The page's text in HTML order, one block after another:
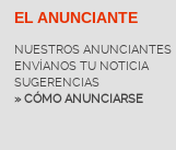
EL ANUNCIANTE
NUESTROS ANUNCIANTES
ENVÍANOS TU NOTICIA
SUGERENCIAS
» CÓMO ANUNCIARSE